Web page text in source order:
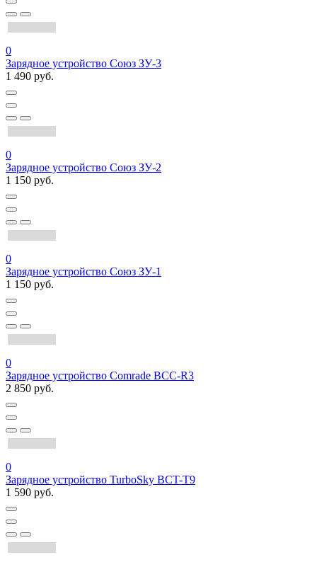
0
Зарядное устройство Союз ЗУ-3
1 490 руб.
0
Зарядное устройство Союз ЗУ-2
1 150 руб.
0
Зарядное устройство Союз ЗУ-1
1 150 руб.
0
Зарядное устройство Comrade BCC-R3
2 850 руб.
0
Зарядное устройство TurboSky BCT-T9
1 590 руб.